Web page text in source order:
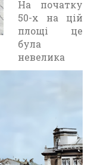
На початку
50-х на цій
площі це
була
невелика